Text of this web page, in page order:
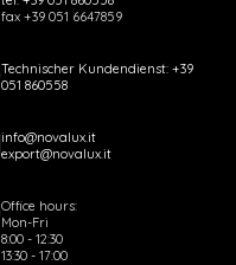
fax +39 051 6647859
Technischer Kundendienst: +39
051 860558
info@novalux.it
export@novalux.it
Office hours:
Mon-Fri
8:00 - 12:30
13:30 - 17:00